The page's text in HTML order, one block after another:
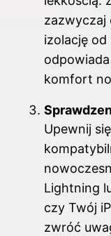
zazwyczaj
izolację od
komfort
Upewnij
Lightning
czy Twój
zwróć